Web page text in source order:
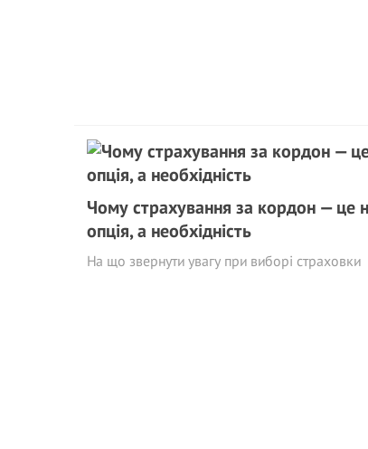
Чому страхування за кордон — це
опція, а необхідність
На що звернути увагу при виборі страховки